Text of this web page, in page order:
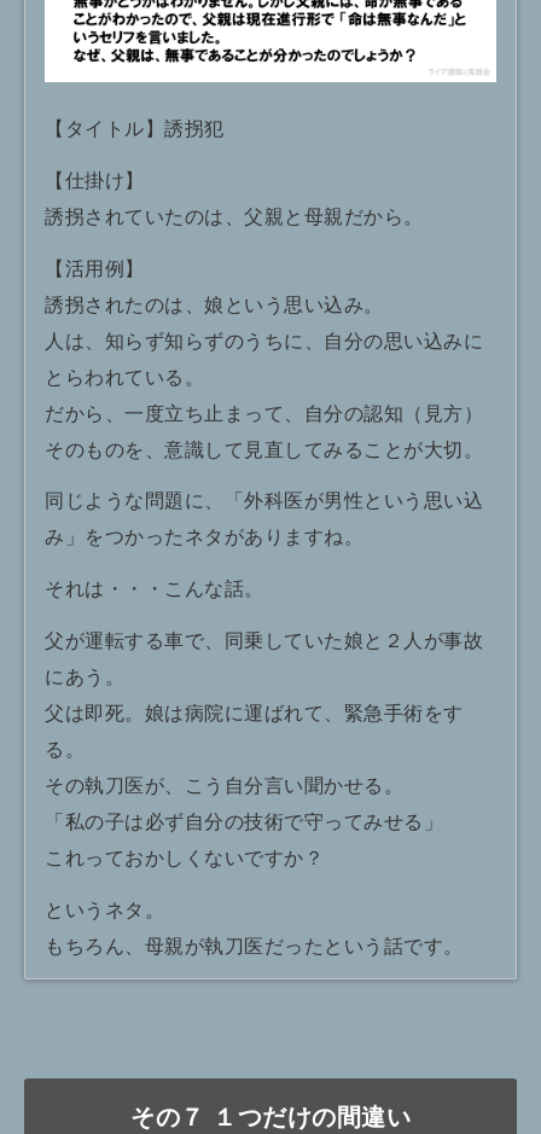
【タイトル】誘拐犯
【仕掛け】
誘拐されていたのは、父親と母親だから。
【活用例】
誘拐されたのは、娘という思い込み。
人は、知らず知らずのうちに、自分の思い込みに
とらわれている。
だから、一度立ち止まって、自分の認知（見方）
そのものを、意識して見直してみることが大切。
同じような問題に、「外科医が男性という思い込
み」をつかったネタがありますね。
それは・・・こんな話。
父が運転する車で、同乗していた娘と２人が事故
にあう。
父は即死。娘は病院に運ばれて、緊急手術をす
る。
その執刀医が、こう自分言い聞かせる。
「私の子は必ず自分の技術で守ってみせる」
これっておかしくないですか？
というネタ。
もちろん、母親が執刀医だったという話です。
その７ １つだけの間違い